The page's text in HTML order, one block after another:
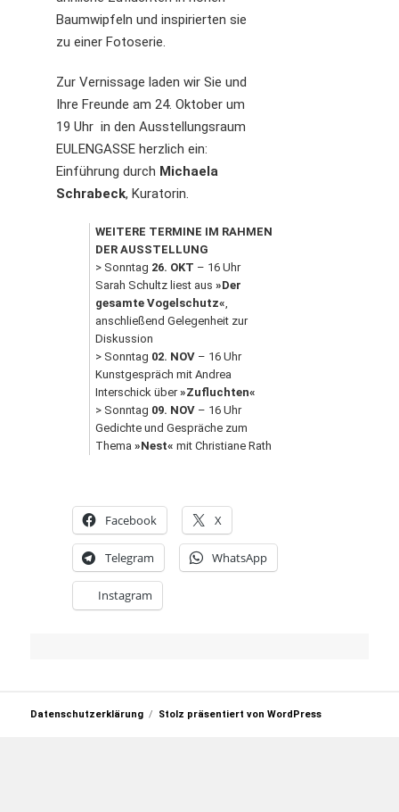
Baumwipfeln und inspirierten sie
zu einer Fotoserie.
Zur Vernissage laden wir Sie und
Ihre Freunde am 24. Oktober um
19 Uhr in den Ausstellungsraum
EULENGASSE herzlich ein:
Einführung durch Michaela
Schrabeck, Kuratorin.
WEITERE TERMINE IM RAHMEN
DER AUSSTELLUNG
> Sonntag 26. OKT – 16 Uhr
Sarah Schultz liest aus »Der
gesamte Vogelschutz«,
anschließend Gelegenheit zur
Diskussion
> Sonntag 02. NOV – 16 Uhr
Kunstgespräch mit Andrea
Interschick über »Zufluchten«
> Sonntag 09. NOV – 16 Uhr
Gedichte und Gespräche zum
Thema »Nest« mit Christiane Rath
Facebook X
Telegram WhatsApp
Instagram
Datenschutzerklärung Stolz präsentiert von WordPress